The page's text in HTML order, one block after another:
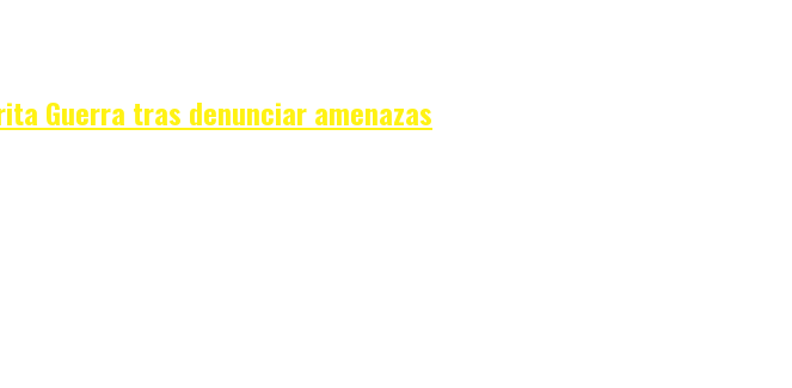
Guerra tras denunciar amenazas